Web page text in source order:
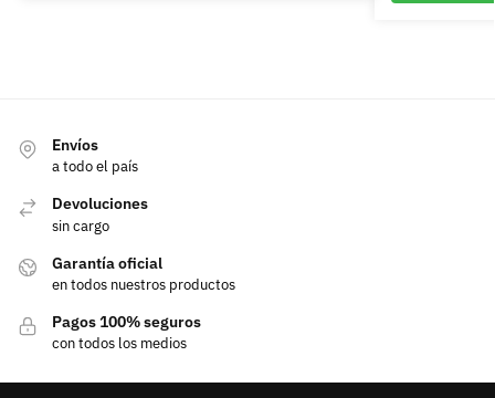
Envíos
a todo el país
Devoluciones
sin cargo
Garantía oficial
en todos nuestros productos
Pagos 100% seguros
con todos los medios